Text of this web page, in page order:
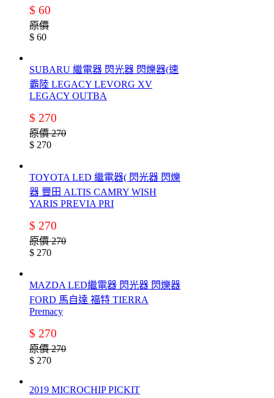
$ 60
原價
$ 60
SUBARU 繼電器 閃光器 閃爍器(速
霸陸 LEGACY LEVORG XV
LEGACY OUTBA
$ 270
原價 270
$ 270
TOYOTA LED 繼電器( 閃光器 閃爍
器 豐田 ALTIS CAMRY WISH
YARIS PREVIA PRI
$ 270
原價 270
$ 270
MAZDA LED繼電器 閃光器 閃爍器
FORD 馬自達 福特 TIERRA
Premacy
$ 270
原價 270
$ 270
2019 MICROCHIP PICKIT